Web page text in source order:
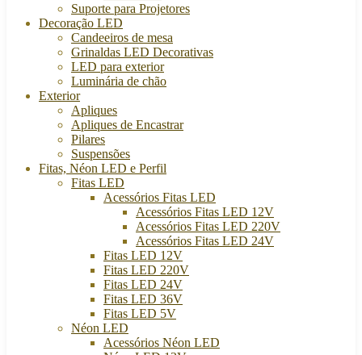
Suporte para Projetores
Decoração LED
Candeeiros de mesa
Grinaldas LED Decorativas
LED para exterior
Luminária de chão
Exterior
Apliques
Apliques de Encastrar
Pilares
Suspensões
Fitas, Néon LED e Perfil
Fitas LED
Acessórios Fitas LED
Acessórios Fitas LED 12V
Acessórios Fitas LED 220V
Acessórios Fitas LED 24V
Fitas LED 12V
Fitas LED 220V
Fitas LED 24V
Fitas LED 36V
Fitas LED 5V
Néon LED
Acessórios Néon LED